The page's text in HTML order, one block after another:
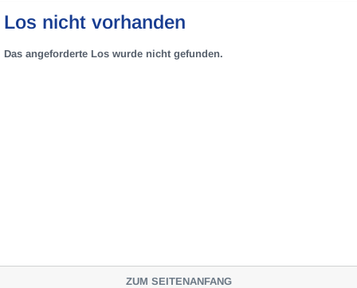
Los nicht vorhanden
Das angeforderte Los wurde nicht gefunden.
ZUM SEITENANFANG